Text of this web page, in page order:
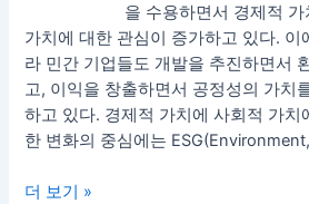
을 수용하면서 경제적
가치에 대한 관심이 증가하고 있다. 이
라 민간 기업들도 개발을 추진하면서
고, 이익을 창출하면서 공정성의 가치
하고 있다. 경제적 가치에 사회적 가치
한 변화의 중심에는
융
합…
새
로
운
대
더 보기 »